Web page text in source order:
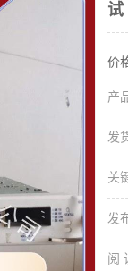
试
价
产
发
关
发
阅